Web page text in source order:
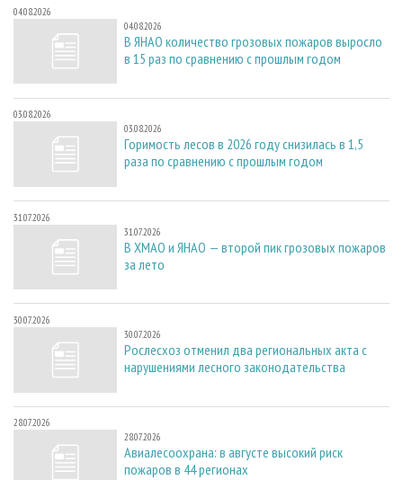
04.08.2026
04.08.2026
В ЯНАО количество грозовых пожаров выросло
в 15 раз по сравнению с прошлым годом
03.08.2026
03.08.2026
Горимость лесов в 2026 году снизилась в 1,5
раза по сравнению с прошлым годом
31.07.2026
31.07.2026
В ХМАО и ЯНАО — второй пик грозовых пожаров
за лето
30.07.2026
30.07.2026
Рослесхоз отменил два региональных акта с
нарушениями лесного законодательства
28.07.2026
28.07.2026
Авиалесоохрана: в августе высокий риск
пожаров в 44 регионах